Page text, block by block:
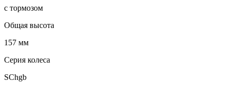
с тормозом
Общая высота
157 мм
Серия колеса
SChgb